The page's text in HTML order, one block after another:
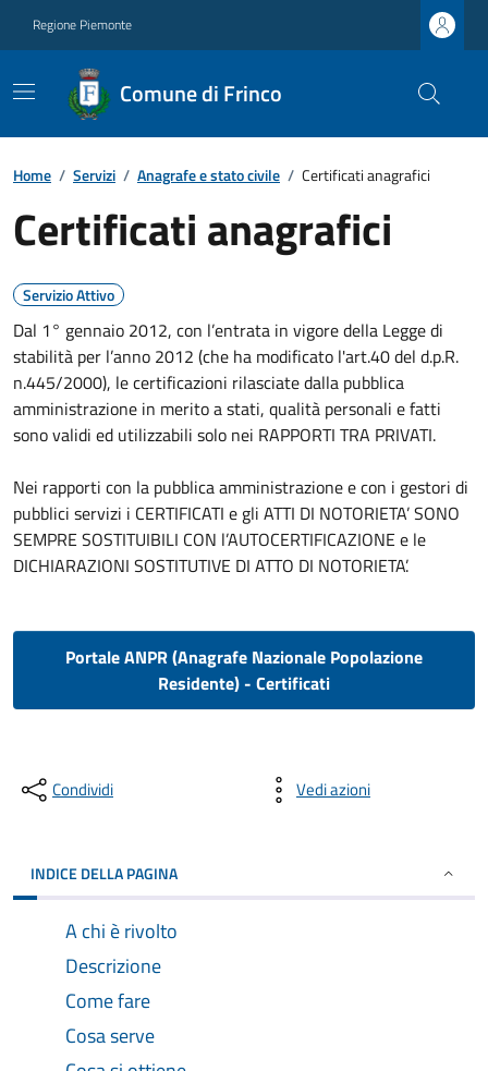
Regione Piemonte
Comune di Frinco
Home / Servizi / Anagrafe e stato civile / Certificati anagrafici
Certificati anagrafici
Servizio Attivo
Dal 1° gennaio 2012, con l’entrata in vigore della Legge di
stabilità per l’anno 2012 (che ha modificato l'art.40 del d.p.R.
n.445/2000), le certificazioni rilasciate dalla pubblica
amministrazione in merito a stati, qualità personali e fatti
sono validi ed utilizzabili solo nei RAPPORTI TRA PRIVATI.
Nei rapporti con la pubblica amministrazione e con i gestori di
pubblici servizi i CERTIFICATI e gli ATTI DI NOTORIETA’ SONO
SEMPRE SOSTITUIBILI CON l’AUTOCERTIFICAZIONE e le
DICHIARAZIONI SOSTITUTIVE DI ATTO DI NOTORIETA’.
Portale ANPR (Anagrafe Nazionale Popolazione
Residente) - Certificati
Condividi Vedi azioni
INDICE DELLA PAGINA
A chi è rivolto
Descrizione
Come fare
Cosa serve